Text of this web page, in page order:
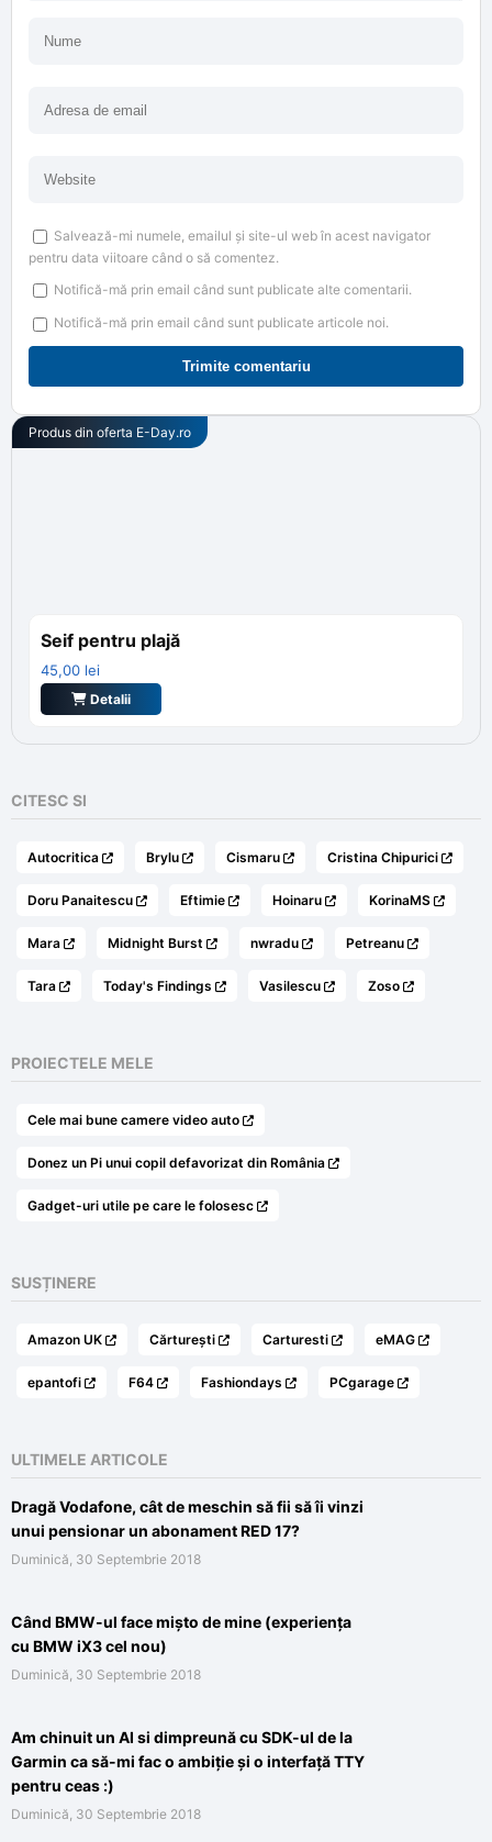
Salvează-mi numele, emailul și site-ul web în acest navigator
pentru data viitoare când o să comentez.
Notifică-mă prin email când sunt publicate alte comentarii.
Notifică-mă prin email când sunt publicate articole noi.
Produs din oferta E-Day.ro
Seif pentru plajă
45,00 lei
Detalii
CITESC SI
Autocritica Brylu Cismaru Cristina Chipurici
Doru Panaitescu Eftimie Hoinaru KorinaMS
Mara Midnight Burst nwradu Petreanu
Tara Today's Findings Vasilescu Zoso
PROIECTELE MELE
Cele mai bune camere video auto
Donez un Pi unui copil defavorizat din România
Gadget-uri utile pe care le folosesc
SUSȚINERE
Amazon UK Cărturești Carturesti eMAG
epantofi F64 Fashiondays PCgarage
ULTIMELE ARTICOLE
Dragă Vodafone, cât de meschin să fii să îi vinzi
unui pensionar un abonament RED 17?
Duminică, 30 Septembrie 2018
Când BMW-ul face mișto de mine (experiența
cu BMW iX3 cel nou)
Duminică, 30 Septembrie 2018
Am chinuit un AI si dimpreună cu SDK-ul de la
Garmin ca să-mi fac o ambiție și o interfață TTY
pentru ceas :)
Duminică, 30 Septembrie 2018